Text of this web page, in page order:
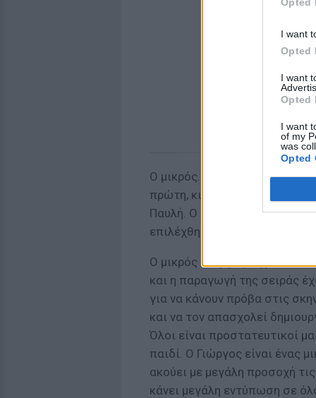
I want
Opted
I want
Opted
I want
of my
was
Opted
Ο μικρός… μεγάλος
πρώτη, κιόλας, σκηνή, είναι ο
Παυλή. Ο Γιώργος είναι 9
επιλέχθηκε σε καστ όπου
Ο μικρός Γιώργος πηγαίνει
και η παραγωγή της σειράς
για να κάνουν πρόβα στις
και να τον απασχολεί
Όλοι είναι προστατευτικοί
παιδί. Ο Γιώργος είναι ένας
ακούει με μεγάλη προσοχή
κάνει μεγάλη εντύπωση σε